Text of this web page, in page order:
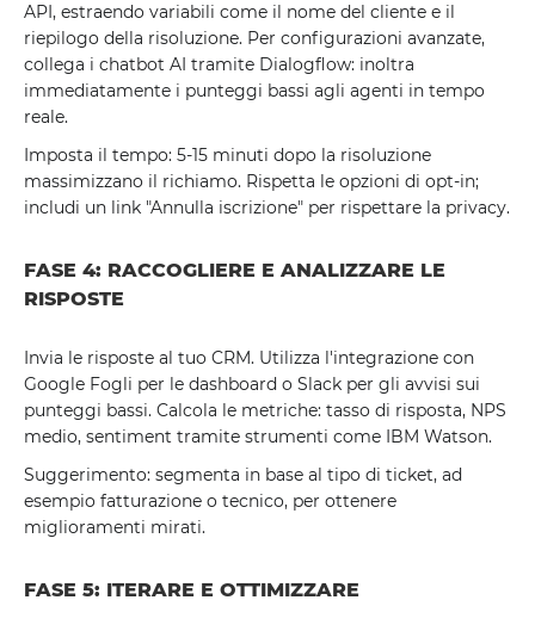
API, estraendo variabili come il nome del cliente e il
riepilogo della risoluzione. Per configurazioni avanzate,
collega i chatbot AI tramite Dialogflow: inoltra
immediatamente i punteggi bassi agli agenti in tempo
reale.
Imposta il tempo: 5-15 minuti dopo la risoluzione
massimizzano il richiamo. Rispetta le opzioni di opt-in;
includi un link "Annulla iscrizione" per rispettare la privacy.
FASE 4: RACCOGLIERE E ANALIZZARE LE
RISPOSTE
Invia le risposte al tuo CRM. Utilizza l'integrazione con
Google Fogli per le dashboard o Slack per gli avvisi sui
punteggi bassi. Calcola le metriche: tasso di risposta, NPS
medio, sentiment tramite strumenti come IBM Watson.
Suggerimento: segmenta in base al tipo di ticket, ad
esempio fatturazione o tecnico, per ottenere
miglioramenti mirati.
FASE 5: ITERARE E OTTIMIZZARE